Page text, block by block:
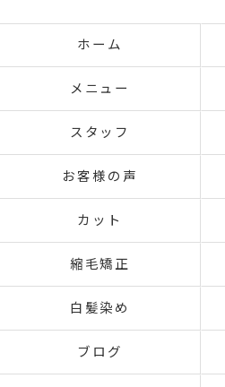
ホーム
メニュー
スタッフ
お客様の声
カット
縮毛矯正
白髪染め
ブログ